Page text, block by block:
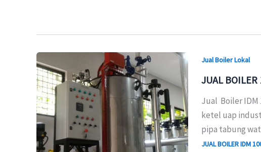
Jual Boiler Lokal
JUAL BOILER
Jual Boiler IDM
ketel uap
pipa tabung
JUAL BOILER IDM